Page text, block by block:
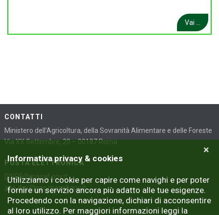
Vai ...
CONTATTI
Ministero dell’Agricoltura, della Sovranità Alimentare e delle Foreste
Via XX Settembre, 20 – 00187 Roma
POSTA ELETTRONICA
DISR5@masaf.gov.it
aoo.disr@pec.masaf.gov.it
×
Informativa privacy & cookies
Utilizziamo i cookie per capire come navighi e per poter
fornire un servizio ancora più adatto alle tue esigenze.
Procedendo con la navigazione, dichiari di acconsentire
al loro utilizzo. Per maggiori informazioni leggi la